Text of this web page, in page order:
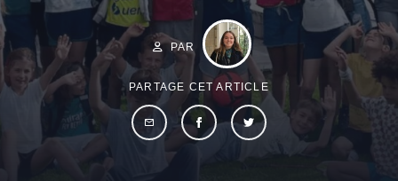
ON
LINE
BYLINE
PAR
PARTAGE CET ARTICLE